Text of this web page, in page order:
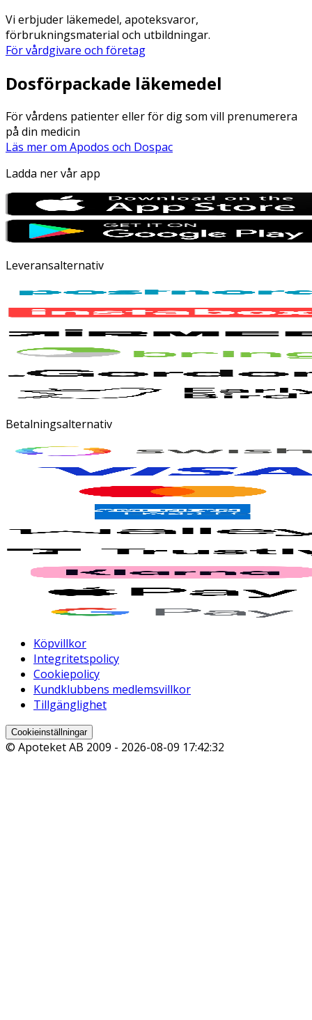
Vi erbjuder läkemedel, apoteksvaror,
förbrukningsmaterial och utbildningar.
För vårdgivare och företag
Dosförpackade läkemedel
För vårdens patienter eller för dig som vill prenumerera
på din medicin
Läs mer om Apodos och Dospac
Ladda ner vår app
Leveransalternativ
Betalningsalternativ
Köpvillkor
Integritetspolicy
Cookiepolicy
Kundklubbens medlemsvillkor
Tillgänglighet
Cookieinställningar
© Apoteket AB 2009 - 2026-08-09 17:42:32